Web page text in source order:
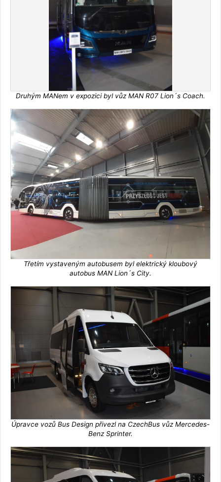
Druhým MANem v expozici byl vůz MAN R07 Lion´s Coach.
Třetím vystaveným autobusem byl elektrický kloubový
autobus MAN Lion´s City.
Úpravce vozů Bus Design přivezl na CzechBus vůz Mercedes-
Benz Sprinter.